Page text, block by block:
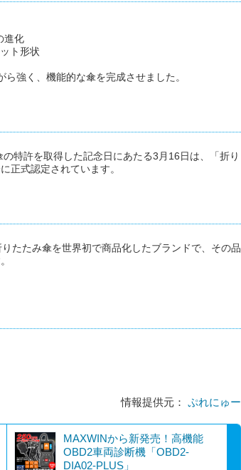
進化
ト形状
強く、機能的な傘を完成させました。
特許を取得した記念日にあたる3月16日は、「折り
正式認定されています。
たたみ傘を世界初で商品化したブランドで、その品
情報提供元： ぷれにゅー
MAXWINから新発売！高機能
OBD2車両診断機「OBD2-
DIA02-PLUS」